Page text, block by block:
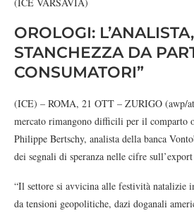
OROLOGI: L’ANALISTA,
STANCHEZZA DA
CONSUMATORI”
(ICE) – ROMA, 21 OTT – ZURIGO (awp/
mercato rimangono difficili per il comparto
Philippe Bertschy, analista della banca
dei segnali di speranza nelle cifre
“Il settore si avvicina alle festività natalizie
da tensioni geopolitiche, dazi doganali